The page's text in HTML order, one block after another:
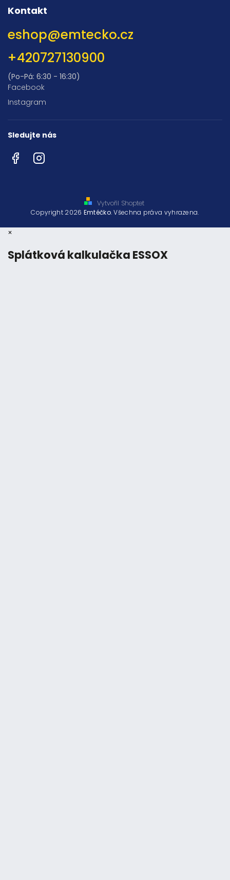
Kontakt
eshop@emtecko.cz
+420727130900
(Po-Pá: 6:30 - 16:30)
Facebook
Instagram
Sledujte nás
FacebookInstagram
Vytvořil Shoptet
Copyright 2026 Emtéčko. Všechna práva vyhrazena.
×
Splátková kalkulačka ESSOX